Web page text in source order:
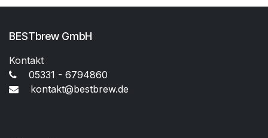
BESTbrew GmbH
Kontakt
05331 - 6794860
kontakt@bestbrew.de